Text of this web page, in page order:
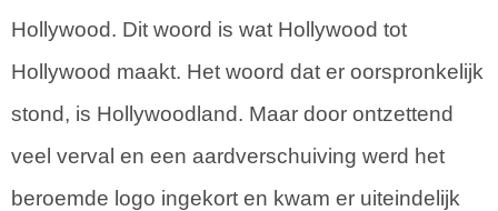
Hollywood. Dit woord is wat Hollywood tot
Hollywood maakt. Het woord dat er oorspronkelijk
stond, is Hollywoodland. Maar door ontzettend
veel verval en een aardverschuiving werd het
beroemde logo ingekort en kwam er uiteindelijk